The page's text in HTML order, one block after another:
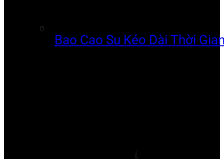
Bao Cao Su Kéo Dài Thời